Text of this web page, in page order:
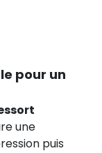
pour un
une
puis